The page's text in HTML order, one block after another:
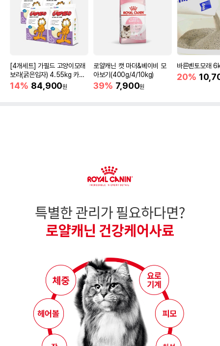
[4개세트] 가필드 고양이모래
보라(굵은입자) 4.55kg 카사
바모래
14% 84,900원
로얄캐닌 캣 마더&베이비 모
아보기(400g/4/10kg)
39% 7,900원
바른벤토모래
20%